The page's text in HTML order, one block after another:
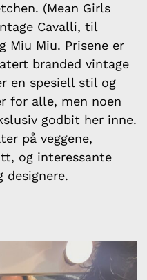
(Mean Girls
Cavalli, til
Miu Miu. Prisene er
branded vintage
en spesiell stil og
for alle, men noen
godbit her inne.
på veggene,
og interessante
designere.